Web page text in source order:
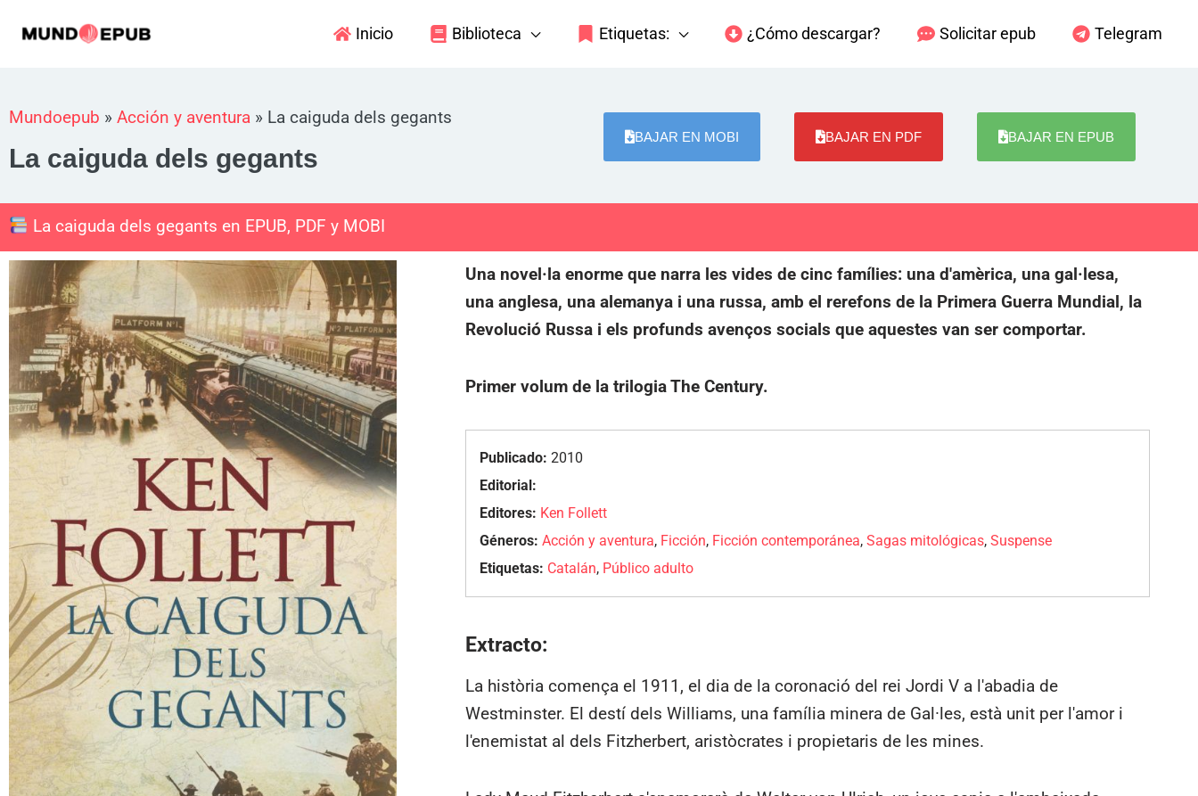
Inicio Biblioteca Etiquetas: ¿Cómo descargar? Solicitar epub Telegram
Mundoepub » Acción y aventura » La caiguda dels gegants
La caiguda dels gegants
BAJAR EN MOBI BAJAR EN PDF BAJAR EN EPUB
La caiguda dels gegants en EPUB, PDF y MOBI
Una novel·la enorme que narra les vides de cinc famílies: una d'amèrica, una gal·lesa,
una anglesa, una alemanya i una russa, amb el rerefons de la Primera Guerra Mundial, la
Revolució Russa i els profunds avenços socials que aquestes van ser comportar.
Primer volum de la trilogia The Century.
Publicado: 2010
Editorial:
Editores: Ken Follett
Géneros: Acción y aventura, Ficción, Ficción contemporánea,Sagas mitológicas,Suspense
Etiquetas: Catalán, Público adulto
Extracto:
La història comença el 1911, el dia de la coronació del rei Jordi V a l'abadia de
Westminster. El destí dels Williams, una família minera de Gal·les, està unit per l'amor i
l'enemistat al dels Fitzherbert, aristòcrates i propietaris de les mines.